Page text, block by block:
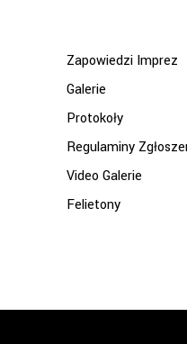
Zapowiedzi Imprez
Galerie
Protokoły
Regulaminy
Video Galerie
Felietony